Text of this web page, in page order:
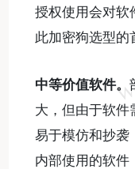
授权使用会对软
此加密狗选型的
中等价值软件。
大，但由于软件
易于模仿和抄袭
内部使用的软件